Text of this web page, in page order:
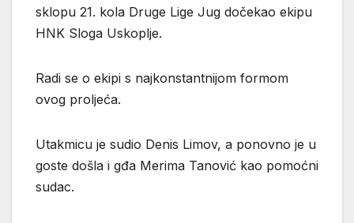
sklopu 21. kola Druge Lige Jug dočekao ekipu
HNK Sloga Uskoplje.
Radi se o ekipi s najkonstantnijom formom
ovog proljeća.
Utakmicu je sudio Denis Limov, a ponovno je u
goste došla i gđa Merima Tanović kao pomoćni
sudac.